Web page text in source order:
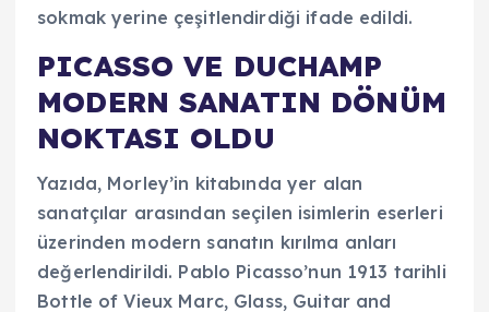
sokmak yerine çeşitlendirdiği ifade edildi.
PICASSO VE DUCHAMP
MODERN SANATIN DÖNÜM
NOKTASI OLDU
Yazıda, Morley’in kitabında yer alan
sanatçılar arasından seçilen isimlerin eserleri
üzerinden modern sanatın kırılma anları
değerlendirildi. Pablo Picasso’nun 1913 tarihli
Bottle of Vieux Marc, Glass, Guitar and